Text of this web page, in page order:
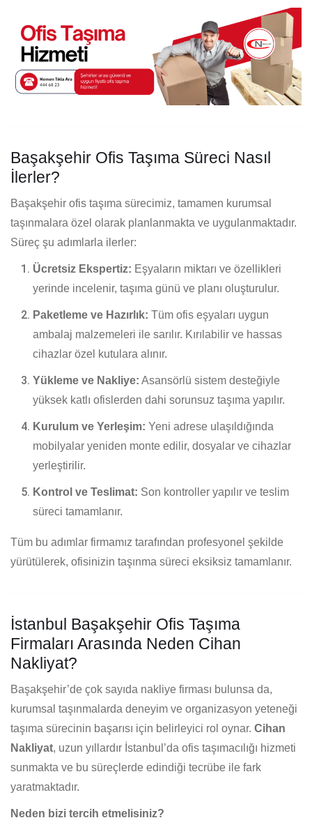
Başakşehir Ofis Taşıma Süreci Nasıl
İlerler?
Başakşehir ofis taşıma sürecimiz, tamamen kurumsal
taşınmalara özel olarak planlanmakta ve uygulanmaktadır.
Süreç şu adımlarla ilerler:
Ücretsiz Ekspertiz: Eşyaların miktarı ve özellikleri
yerinde incelenir, taşıma günü ve planı oluşturulur.
Paketleme ve Hazırlık: Tüm ofis eşyaları uygun
ambalaj malzemeleri ile sarılır. Kırılabilir ve hassas
cihazlar özel kutulara alınır.
Yükleme ve Nakliye: Asansörlü sistem desteğiyle
yüksek katlı ofislerden dahi sorunsuz taşıma yapılır.
Kurulum ve Yerleşim: Yeni adrese ulaşıldığında
mobilyalar yeniden monte edilir, dosyalar ve cihazlar
yerleştirilir.
Kontrol ve Teslimat: Son kontroller yapılır ve teslim
süreci tamamlanır.
Tüm bu adımlar firmamız tarafından profesyonel şekilde
yürütülerek, ofisinizin taşınma süreci eksiksiz tamamlanır.
İstanbul Başakşehir Ofis Taşıma
Firmaları Arasında Neden Cihan
Nakliyat?
Başakşehir’de çok sayıda nakliye firması bulunsa da,
kurumsal taşınmalarda deneyim ve organizasyon yeteneği
taşıma sürecinin başarısı için belirleyici rol oynar. Cihan
Nakliyat, uzun yıllardır İstanbul’da ofis taşımacılığı hizmeti
sunmakta ve bu süreçlerde edindiği tecrübe ile fark
yaratmaktadır.
Neden bizi tercih etmelisiniz?